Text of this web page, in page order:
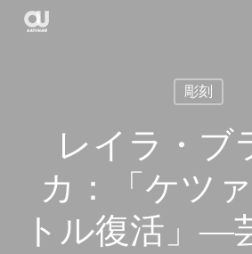
Skip
彫刻
レイラ・ブ
カ：「ケツ
トル復活」―